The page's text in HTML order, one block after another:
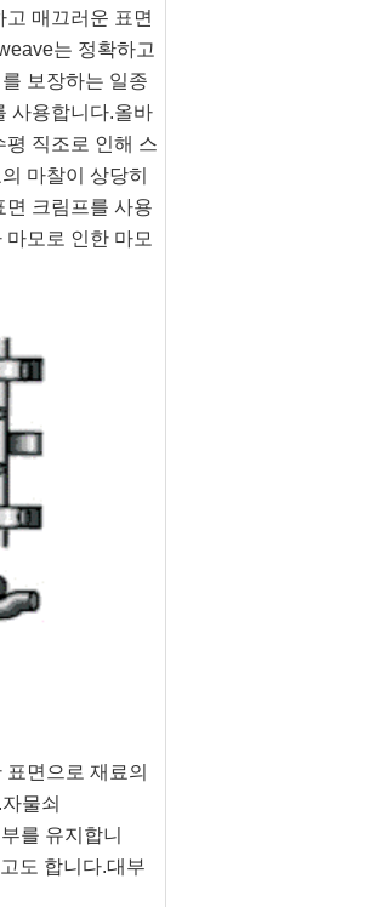
매끄러운 표면
는 정확하고
보장하는 일종
사용합니다.올바
평 직조로 인해 스
마찰이 상당히
면 크림프를 사용
모로 인한 마모
면으로 재료의
물쇠
를 유지합니
도 합니다.대부